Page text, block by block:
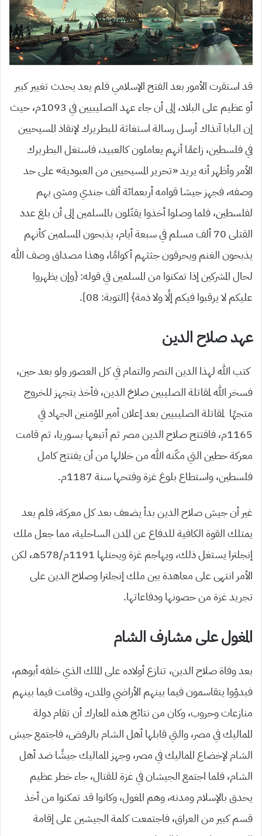
قد استقرت الأمور بعد الفتح الإسلامي فلم يعد يحدث تغيير كبير
أو عظيم على البلاد، إلى أن جاء عهد الصليبيين في 1093م، حيث
إن البابا آنذاك أرسل رسالة استغاثة للبطريرك لإنقاذ المسيحيين
في فلسطين، زاعمًا أنهم يعاملون كالعبيد، فاستغل البطريرك
الأمر وأظهر أنه يريد «تحرير المسيحيين من العبودية» على حد
وصفه، فجهز جيشا قوامه أربعمائة ألف جندي ومشى بهم
لفلسطين، فلما وصلوا أخذوا يقتّلون بالمسلمين إلى أن بلغ عدد
القتلى 70 ألف مسلم في سبعة أيام، يذبحون المسلمين كأنهم
يذبحون الغنم ويحرقون جثثهم أكوامًا، وهذا مصداق وصف الله
لحال المشركين إذا تمكنوا من المسلمين في قوله: {وإن يظهروا
عليكم لا يرقبوا فيكم إلًا ولا ذمة} [التوبة: 08].
عهد صلاح الدين
كتب الله لهذا الدين النصر والتمام في كل العصور ولو بعد حين،
فسخر الله لمقاتلة الصليبين صلاحَ الدين، فأخذ يتجهز للخروج
متجهًا لمقاتلة الصليبيين بعد إعلان أمير المؤمنين الجهاد في
1165م، فافتتح صلاح الدين مصر ثم أتبعها بسوريا، ثم قامت
معركة حطين التي مكّنه الله من خلالها من أن يفتتح كامل
فلسطين، واستطاع بلوغ غزة وفتحها سنة 1187م.
غير أن جيش صلاح الدين بدأ يضعف بعد كل معركة، فلم يعد
يمتلك القوة الكافية للدفاع عن المدن الساحلية، مما جعل ملك
إنجلترا يستغل ذلك، ويهاجم غزة ويحتلها 1191م/578هـ، لكن
الأمر انتهى على معاهدة بين ملك إنجلترا وصلاح الدين على
تجريد غزة من حصونها ودفاعاتها.
المغول على مشارف الشام
بعد وفاة صلاح الدين، تنازع أولاده على الملك الذي خلفه أبوهم،
فبدؤوا يتقاسمون فيما بينهم الأراضي والمدن، وقامت فيما بينهم
منازعات وحروب، وكان من نتائج هذه المعارك أن تقام دولة
المماليك في مصر، والتي قابلها أهل الشام بالرفض، فاجتمع جيش
الشام لإخضاع المماليك في مصر، وجهز المماليك جيشًا ضد أهل
الشام، فلما اجتمع الجيشان في غزة للقتال، جاء خطر عظيم
يحدق بالإسلام ومدنه، وهم المغول، وكانوا قد تمكنوا من أخذ
قسم كبير من العراق، فاجتمعت كلمة الجيشين على إقامة